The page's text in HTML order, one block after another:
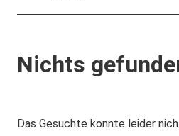
Podologie
Nichts
Das Gesuchte konnte leider